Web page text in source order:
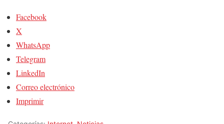
Facebook
X
WhatsApp
Telegram
LinkedIn
Correo electrónico
Imprimir